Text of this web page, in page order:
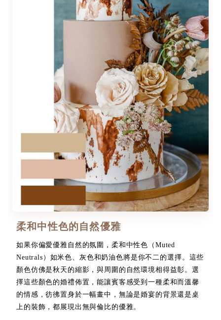
柔和中性色的自然優雅
如果你偏愛優雅自然的氛圍，柔和中性色（Muted
Neutrals）如米色、灰色和奶油色將是你不二的選擇。這些
顏色仿佛是秋天的縮影，與周圍的自然環境相得益彰。選
擇這些顏色的婚禮佈置，能讓賓客感受到一種柔和而溫馨
的情感，彷彿置身於一幅畫中，無論是婚宴的背景還是桌
上的裝飾，都展現出無與倫比的優雅。